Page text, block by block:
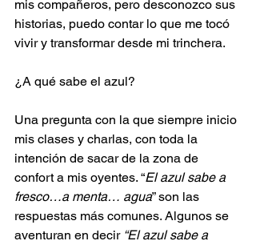
mis compañeros, pero desconozco sus
historias, puedo contar lo que me tocó
vivir y transformar desde mi trinchera.
¿A qué sabe el azul?
Una pregunta con la que siempre inicio
mis clases y charlas, con toda la
intención de sacar de la zona de
confort a mis oyentes. “El azul sabe a
fresco…a menta… agua” son las
respuestas más comunes. Algunos se
aventuran en decir “El azul sabe a